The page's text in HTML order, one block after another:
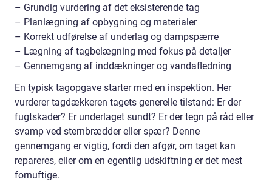
– Grundig vurdering af det eksisterende tag
– Planlægning af opbygning og materialer
– Korrekt udførelse af underlag og dampspærre
– Lægning af tagbelægning med fokus på detaljer
– Gennemgang af inddækninger og vandafledning
En typisk tagopgave starter med en inspektion. Her
vurderer tagdækkeren tagets generelle tilstand: Er der
fugtskader? Er underlaget sundt? Er der tegn på råd eller
svamp ved sternbrædder eller spær? Denne
gennemgang er vigtig, fordi den afgør, om taget kan
repareres, eller om en egentlig udskiftning er det mest
fornuftige.